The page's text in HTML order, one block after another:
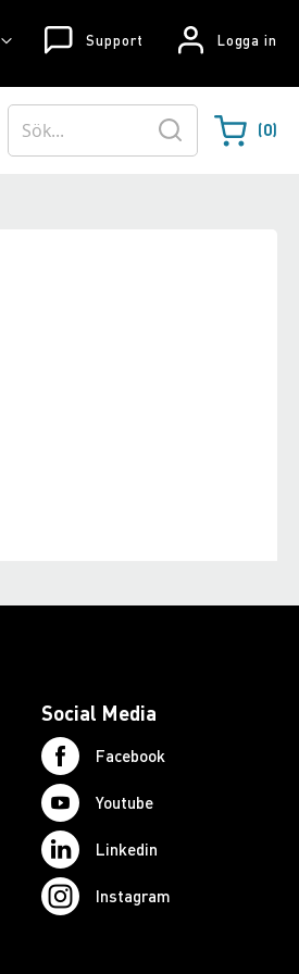
Logga in
Support
Varukorgen
0
Sök
Social Media
Facebook
Youtube
Linkedin
Instagram